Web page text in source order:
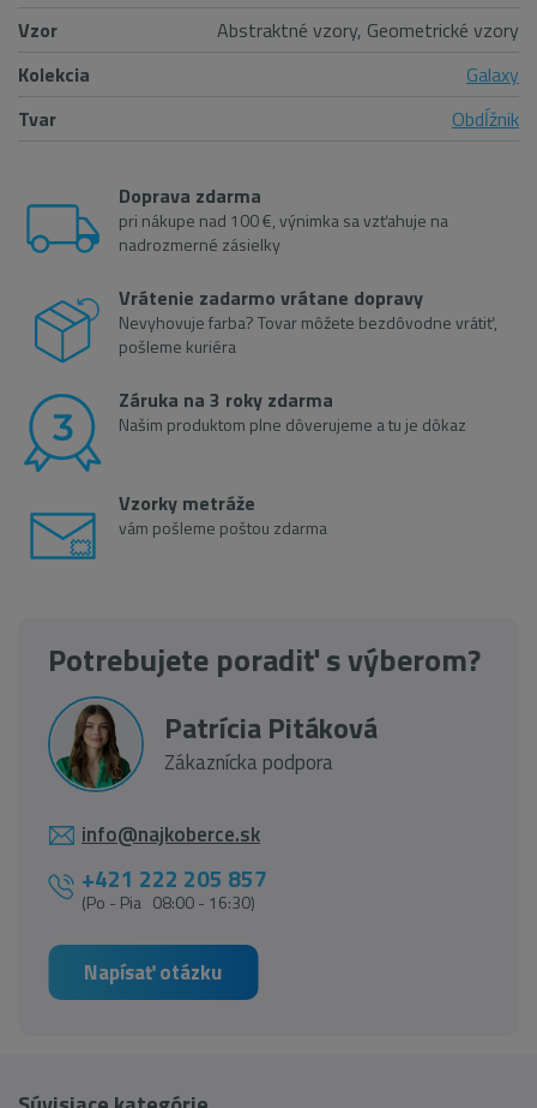
Vzor
Abstraktné vzory, Geometrické vzory
Kolekcia
Galaxy
Tvar
Obdĺžnik
Doprava zdarma
pri nákupe nad 100 €, výnimka sa vzťahuje na
nadrozmerné zásielky
Vrátenie zadarmo vrátane dopravy
Nevyhovuje farba? Tovar môžete bezdôvodne vrátiť,
pošleme kuriéra
Záruka na 3 roky zdarma
Našim produktom plne dôverujeme a tu je dôkaz
Vzorky metráže
vám pošleme poštou zdarma
Potrebujete poradiť s výberom?
Patrícia Pitáková
Zákaznícka podpora
info@najkoberce.sk
+421 222 205 857
(Po - Pia 08:00 - 16:30)
Napísať otázku